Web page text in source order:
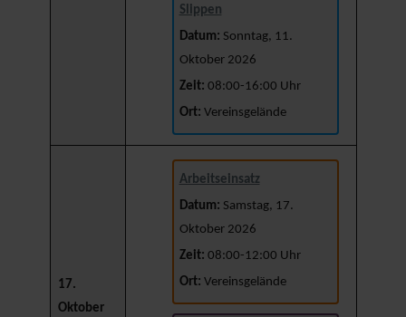
Slippen
Datum: Sonntag, 11.
Oktober 2026
Zeit: 08:00-16:00 Uhr
Ort: Vereinsgelände
17.
Oktober
Arbeitseinsatz
Datum: Samstag, 17.
Oktober 2026
Zeit: 08:00-12:00 Uhr
Ort: Vereinsgelände